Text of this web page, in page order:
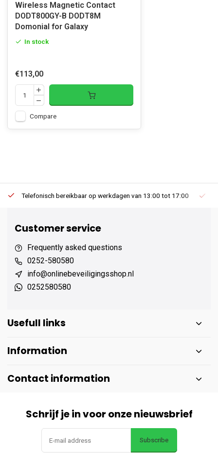
Wireless Magnetic Contact
DODT800GY-B DODT8M
Domonial for Galaxy
In stock
€113,00
Compare
Telefonisch bereikbaar op werkdagen van 13:00 tot 17:00
Customer service
Frequently asked questions
0252-580580
info@onlinebeveiligingsshop.nl
0252580580
Usefull links
Information
Contact information
Schrijf je in voor onze nieuwsbrief
Subscribe